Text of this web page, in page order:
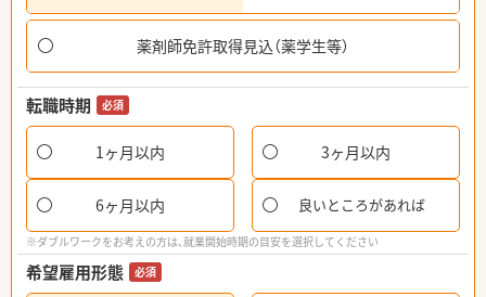
薬剤師免許取得見込（薬学生等）
転職時期 必須
1ヶ月以内 3ヶ月以内
6ヶ月以内 良いところがあれば
※ダブルワークをお考えの方は、就業開始時期の目安を選択してください
希望雇用形態 必須